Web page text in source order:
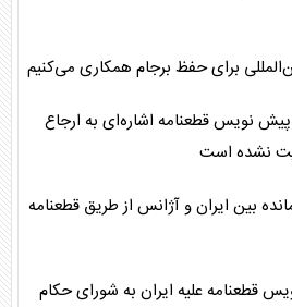
برای حفظ برجام همکاری می‌کنیم
پیش نویس قطعنامه اشاره‌ای به ارجاع
نشده است
بین ایران و آژانس از طریق قطعنامه
قطعنامه علیه ایران به شورای حکام